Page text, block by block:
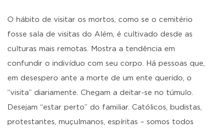
O hábito de visitar os mortos, como se o cemitério
fosse sala de visitas do Além, é cultivado desde as
culturas mais remotas. Mostra a tendência em
confundir o indivíduo com seu corpo. Há pessoas que,
em desespero ante a morte de um ente querido, o
“visita” diariamente. Chegam a deitar-se no túmulo.
Desejam “estar perto” do familiar. Católicos, budistas,
protestantes, muçulmanos, espíritas – somos todos